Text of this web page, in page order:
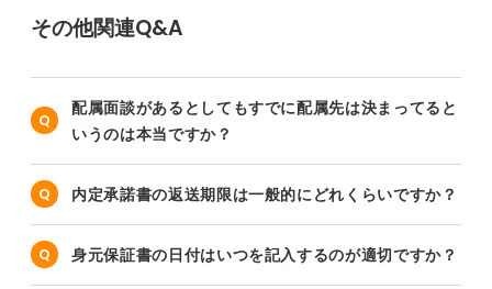
その他関連Q&A
配属面談があるとしてもすでに配属先は決まってると
いうのは本当ですか？
内定承諾書の返送期限は一般的にどれくらいですか？
身元保証書の日付はいつを記入するのが適切ですか？